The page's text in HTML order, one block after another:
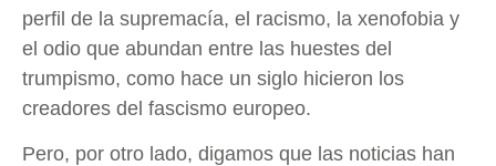
perfil de la supremacía, el racismo, la xenofobia y
el odio que abundan entre las huestes del
trumpismo, como hace un siglo hicieron los
creadores del fascismo europeo.
Pero, por otro lado, digamos que las noticias han